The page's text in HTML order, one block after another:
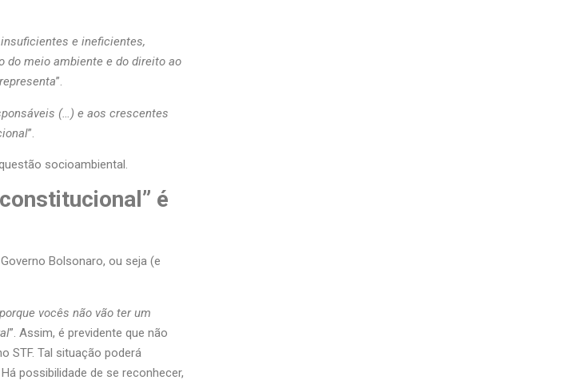
e ineficientes,
do meio ambiente e do direito ao
”.
(…) e aos crescentes
”.
socioambiental.
é
Bolsonaro, ou seja (e
vocês não vão ter um
”. Assim, é previdente que não
STF. Tal situação poderá
possibilidade de se reconhecer,